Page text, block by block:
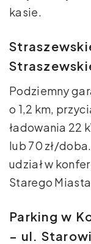
kasie.
Podziemny
o 1,2 km,
ładowania 22
lub 70 zł/
udział w
Starego
Parking w
– ul.